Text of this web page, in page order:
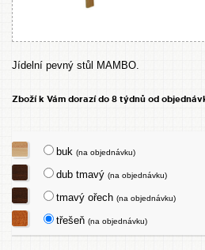
Jídelní pevný stůl MAMBO.
Zboží k Vám dorazí do 8 týdnů od
buk(na objednávku)
dub tmavý(na objednávku)
tmavý ořech(na objednávku)
třešeň(na objednávku)